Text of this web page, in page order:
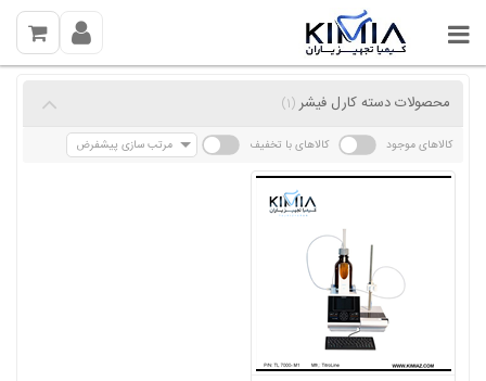
محصولات دسته کارل فیشر (1)
کالاهای موجود کالاهای با تخفیف مرتب سازی پیشفرض